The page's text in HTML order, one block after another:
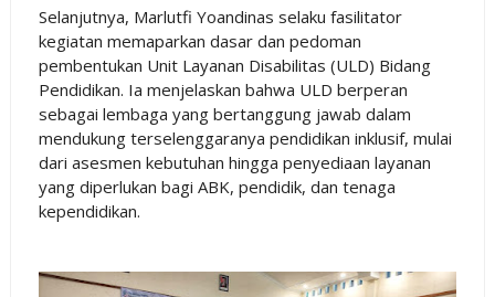
Selanjutnya, Marlutfi Yoandinas selaku fasilitator
kegiatan memaparkan dasar dan pedoman
pembentukan Unit Layanan Disabilitas (ULD) Bidang
Pendidikan. Ia menjelaskan bahwa ULD berperan
sebagai lembaga yang bertanggung jawab dalam
mendukung terselenggaranya pendidikan inklusif, mulai
dari asesmen kebutuhan hingga penyediaan layanan
yang diperlukan bagi ABK, pendidik, dan tenaga
kependidikan.